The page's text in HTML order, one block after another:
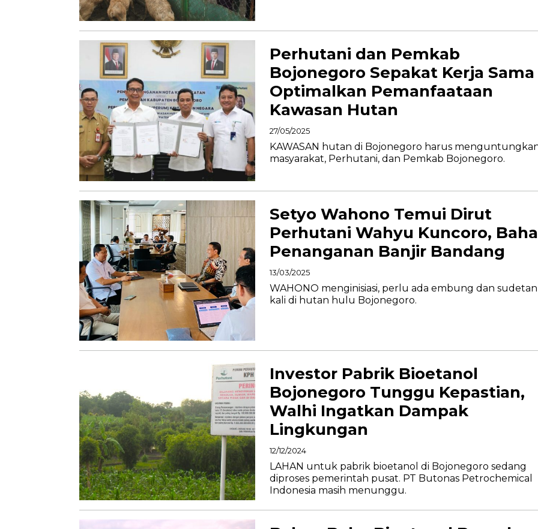
Perhutani dan Pemkab
Bojonegoro Sepakat Kerja Sama
Optimalkan Pemanfaataan
Kawasan Hutan
27/05/2025
KAWASAN hutan di Bojonegoro harus
masyarakat, Perhutani, dan Pemkab Bojonegoro.
Setyo Wahono Temui Dirut
Perhutani Wahyu Kuncoro,
Penanganan Banjir Bandang
13/03/2025
WAHONO menginisiasi, perlu ada embung dan sudetan
kali di hutan hulu Bojonegoro.
Investor Pabrik Bioetanol
Bojonegoro Tunggu Kepastian,
Walhi Ingatkan Dampak
Lingkungan
12/12/2024
LAHAN untuk pabrik bioetanol di Bojonegoro sedang
diproses pemerintah pusat. PT Butonas Petrochemical
Indonesia masih menunggu.